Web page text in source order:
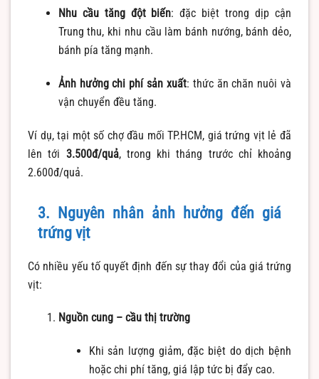
Nhu cầu tăng đột biến: đặc biệt trong dịp cận
Trung thu, khi nhu cầu làm bánh nướng, bánh dẻo,
bánh pía tăng mạnh.
Ảnh hưởng chi phí sản xuất: thức ăn chăn nuôi và
vận chuyển đều tăng.
Ví dụ, tại một số chợ đầu mối TP.HCM, giá trứng vịt lẻ đã
lên tới 3.500đ/quả, trong khi tháng trước chỉ khoảng
2.600đ/quả.
3. Nguyên nhân ảnh hưởng đến giá
trứng vịt
Có nhiều yếu tố quyết định đến sự thay đổi của giá trứng
vịt:
Nguồn cung – cầu thị trường
Khi sản lượng giảm, đặc biệt do dịch bệnh
hoặc chi phí tăng, giá lập tức bị đẩy cao.